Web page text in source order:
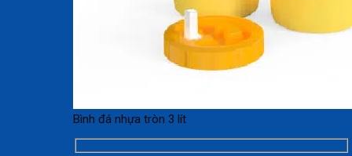
Bình đá nhựa tròn 3 lít